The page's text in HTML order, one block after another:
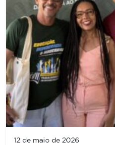
12 de maio de 2026